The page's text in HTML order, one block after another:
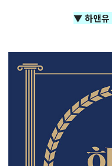
▼ 하앤유